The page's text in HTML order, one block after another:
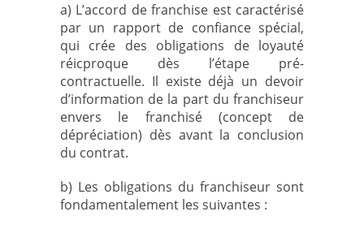
a) L’accord de franchise est caractérisé
par un rapport de confiance spécial,
qui crée des obligations de loyauté
réicproque dès l’étape pré-
contractuelle. Il existe déjà un devoir
d’information de la part du franchiseur
envers le franchisé (concept de
dépréciation) dès avant la conclusion
du contrat.
b) Les obligations du franchiseur sont
fondamentalement les suivantes :